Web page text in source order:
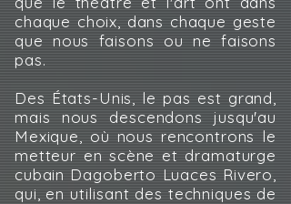
chaque choix, dans chaque geste
que nous faisons ou ne faisons
pas.
Des États-Unis, le pas est grand,
mais nous descendons jusqu'au
Mexique, où nous rencontrons le
metteur en scène et dramaturge
cubain Dagoberto Luaces Rivero,
qui, en utilisant des techniques de